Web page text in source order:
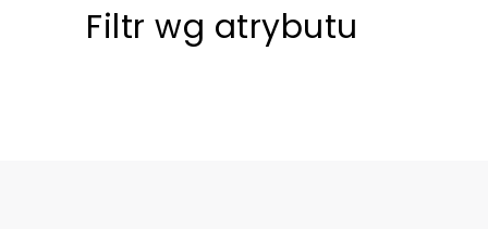
Filtr wg atrybutu